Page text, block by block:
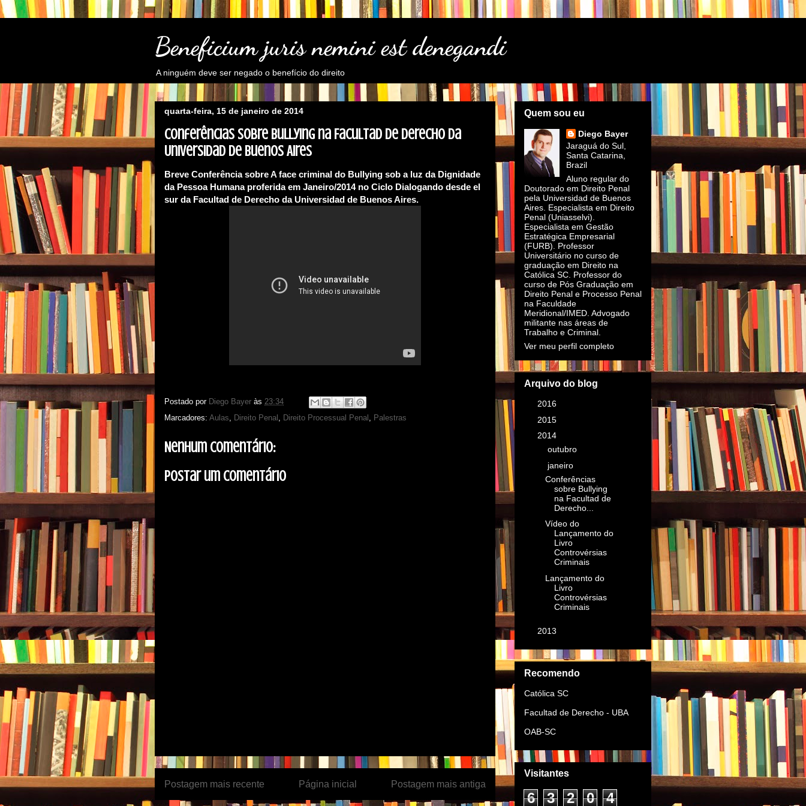
Beneficium juris nemini est denegandi
A ninguém deve ser negado o benefício do direito
quarta-feira, 15 de janeiro de 2014
Conferências sobre Bullying na Facultad de Derecho da
Universidad de Buenos Aires
Breve Conferência sobre A face criminal do Bullying sob a luz da Dignidade
da Pessoa Humana proferida em Janeiro/2014 no Ciclo Dialogando desde el
sur da Facultad de Derecho da Universidad de Buenos Aires.
Postado por Diego Bayer às 23:34
Marcadores: Aulas, Direito Penal , Direito Processual Penal , Palestras
Nenhum comentário:
Postar um comentário
Postagem mais recente Postagem mais antiga
Página inicial
Quem sou eu
Diego Bayer
Jaraguá do Sul,
Santa Catarina,
Brazil
Aluno regular do
Doutorado em Direito Penal
pela Universidad de Buenos
Aires. Especialista em Direito
Penal (Uniasselvi).
Especialista em Gestão
Estratégica Empresarial
(FURB). Professor
Universitário no curso de
graduação em Direito na
Católica SC. Professor do
curso de Pós Graduação em
Direito Penal e Processo Penal
na Faculdade
Meridional/IMED. Advogado
militante nas áreas de
Trabalho e Criminal.
Ver meu perfil completo
Arquivo do blog
2016
2015
2014
outubro
janeiro
Conferências
sobre Bullying
na Facultad de
Derecho...
Vídeo do
Lançamento do
Livro
Controvérsias
Criminais
Lançamento do
Livro
Controvérsias
Criminais
2013
Recomendo
Católica SC
Facultad de Derecho - UBA
OAB-SC
Visitantes
6 3 2 0 4